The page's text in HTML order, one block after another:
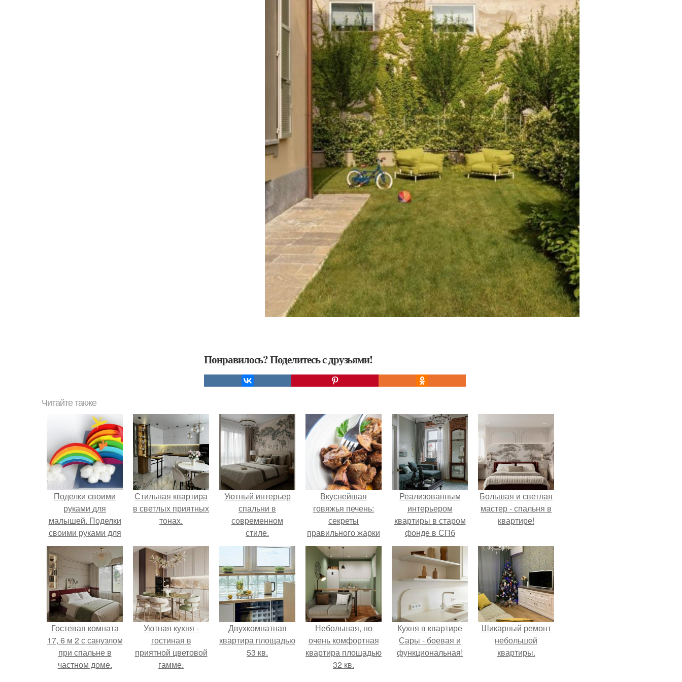
Понравилось? Поделитесь с друзьями!
Читайте также
Поделки своими
руками для
малышей. Поделки
своими руками для
детей из бумаги и
картона
Стильная квартира
в светлых приятных
тонах.
Уютный интерьер
спальни в
современном
стиле.
Вкуснейшая
говяжья печень:
секреты
правильного жарки
Реализованным
интерьером
квартиры в старом
фонде в СПб
делимся.
Большая и светлая
мастер - спальня в
квартире!
Гостевая комната
17, 6 м 2 с санузлом
при спальне в
частном доме.
Уютная кухня -
гостиная в
приятной цветовой
гамме.
Двухкомнатная
квартира площадью
53 кв.
Небольшая, но
очень комфортная
квартира площадью
32 кв.
Кухня в квартире
Сары - боевая и
функциональная!
Шикарный ремонт
небольшой
квартиры.